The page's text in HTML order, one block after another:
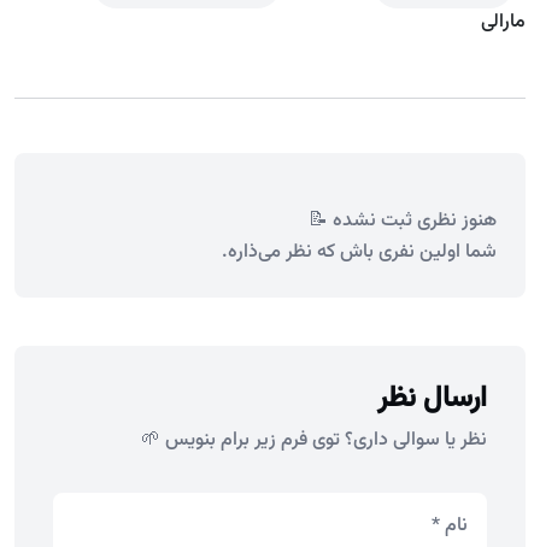
مارالی
هنوز نظری ثبت نشده 📝
شما اولین نفری باش که نظر می‌ذاره.
ارسال نظر
نظر یا سوالی داری؟ توی فرم زیر برام بنویس 🌱